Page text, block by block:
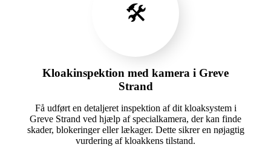
🛠️
Kloakinspektion med kamera i Greve
Strand
Få udført en detaljeret inspektion af dit kloaksystem i
Greve Strand ved hjælp af specialkamera, der kan finde
skader, blokeringer eller lækager. Dette sikrer en nøjagtig
vurdering af kloakkens tilstand.